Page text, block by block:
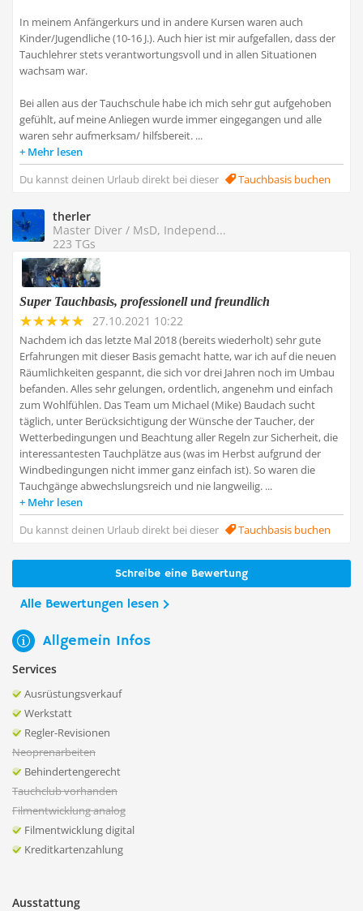
In meinem Anfängerkurs und in andere Kursen waren auch
Kinder/Jugendliche (10-16 J.). Auch hier ist mir aufgefallen, dass der
Tauchlehrer stets verantwortungsvoll und in allen Situationen
wachsam war.
Bei allen aus der Tauchschule habe ich mich sehr gut aufgehoben
gefühlt, auf meine Anliegen wurde immer eingegangen und alle
waren sehr aufmerksam/ hilfsbereit. ...
Mehr lesen
Du kannst deinen Urlaub direkt bei dieser
Tauchbasis buchen
therler
Master Diver / MsD, Independ...
223 TGs
Super Tauchbasis, professionell und freundlich
27.10.2021 10:22
Nachdem ich das letzte Mal 2018 (bereits wiederholt) sehr gute
Erfahrungen mit dieser Basis gemacht hatte, war ich auf die neuen
Räumlichkeiten gespannt, die sich vor drei Jahren noch im Umbau
befanden. Alles sehr gelungen, ordentlich, angenehm und einfach
zum Wohlfühlen. Das Team um Michael (Mike) Baudach sucht
täglich, unter Berücksichtigung der Wünsche der Taucher, der
Wetterbedingungen und Beachtung aller Regeln zur Sicherheit, die
interessantesten Tauchplätze aus (was im Herbst aufgrund der
Windbedingungen nicht immer ganz einfach ist). So waren die
Tauchgänge abwechslungsreich und nie langweilig. ...
Mehr lesen
Du kannst deinen Urlaub direkt bei dieser
Tauchbasis buchen
Schreibe eine Bewertung
Alle Bewertungen lesen
Allgemein Infos
Services
Ausrüstungsverkauf
Werkstatt
Regler-Revisionen
Neoprenarbeiten
Behindertengerecht
Tauchclub vorhanden
Filmentwicklung analog
Filmentwicklung digital
Kreditkartenzahlung
Ausstattung